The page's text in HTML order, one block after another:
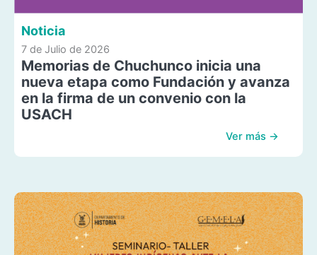
Noticia
7 de Julio de 2026
Memorias de Chuchunco inicia una
nueva etapa como Fundación y avanza
en la firma de un convenio con la
USACH
Ver más →